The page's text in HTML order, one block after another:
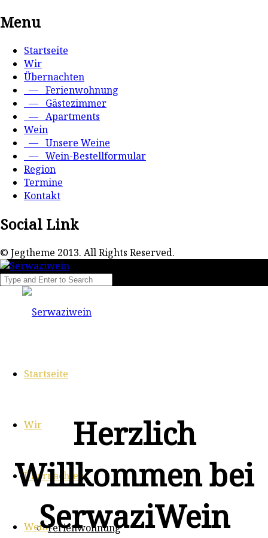
Menu
Startseite
Wir
Übernachten
— Ferienwohnung
— Gästezimmer
— Apartments
Wein
— Unsere Weine
— Wein-Bestellformular
Region
Termine
Kontakt
Social Link
© Jegtheme 2013. All Rights Reserved.
Startseite
Wir
Übernachten
Ferienwohnung
Wein
Herzlich
Willkommen bei
SerwaziWein